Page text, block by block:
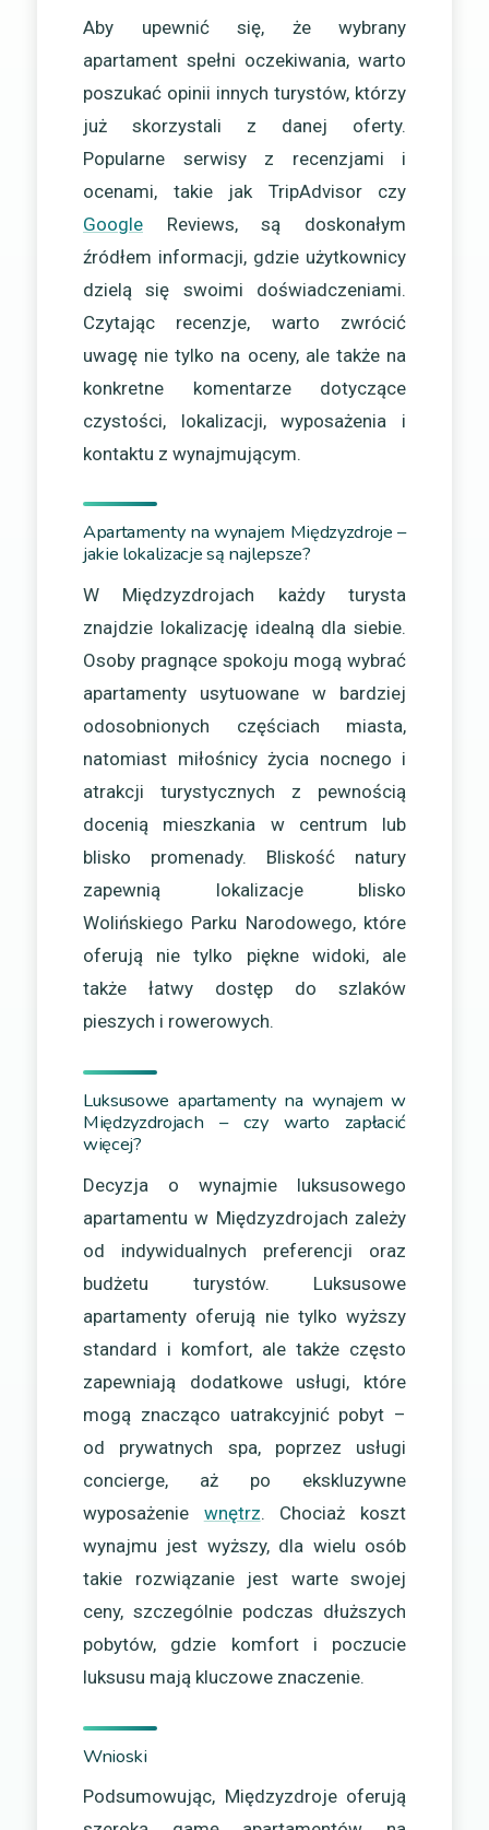
Aby upewnić się, że wybrany
apartament spełni oczekiwania, warto
poszukać opinii innych turystów, którzy
już skorzystali z danej oferty.
Popularne serwisy z recenzjami i
ocenami, takie jak TripAdvisor czy
Google Reviews, są doskonałym
źródłem informacji, gdzie użytkownicy
dzielą się swoimi doświadczeniami.
Czytając recenzje, warto zwrócić
uwagę nie tylko na oceny, ale także na
konkretne komentarze dotyczące
czystości, lokalizacji, wyposażenia i
kontaktu z wynajmującym.
Apartamenty na wynajem Międzyzdroje –
jakie lokalizacje są najlepsze?
W Międzyzdrojach każdy turysta
znajdzie lokalizację idealną dla siebie.
Osoby pragnące spokoju mogą wybrać
apartamenty usytuowane w bardziej
odosobnionych częściach miasta,
natomiast miłośnicy życia nocnego i
atrakcji turystycznych z pewnością
docenią mieszkania w centrum lub
blisko promenady. Bliskość natury
zapewnią lokalizacje blisko
Wolińskiego Parku Narodowego, które
oferują nie tylko piękne widoki, ale
także łatwy dostęp do szlaków
pieszych i rowerowych.
Luksusowe apartamenty na wynajem w
Międzyzdrojach – czy warto zapłacić
więcej?
Decyzja o wynajmie luksusowego
apartamentu w Międzyzdrojach zależy
od indywidualnych preferencji oraz
budżetu turystów. Luksusowe
apartamenty oferują nie tylko wyższy
standard i komfort, ale także często
zapewniają dodatkowe usługi, które
mogą znacząco uatrakcyjnić pobyt –
od prywatnych spa, poprzez usługi
concierge, aż po ekskluzywne
wyposażenie wnętrz. Chociaż koszt
wynajmu jest wyższy, dla wielu osób
takie rozwiązanie jest warte swojej
ceny, szczególnie podczas dłuższych
pobytów, gdzie komfort i poczucie
luksusu mają kluczowe znaczenie.
Wnioski
Podsumowując, Międzyzdroje oferują